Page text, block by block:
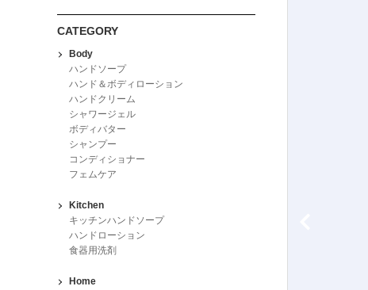
コンディショナー
CATEGORY
Body
ハンドソープ
ハンド＆ボディローション
ハンドクリーム
シャワージェル
ボディバター
シャンプー
コンディショナー
フェムケア
Kitchen
キッチンハンドソープ
ハンドローション
食器用洗剤
Home